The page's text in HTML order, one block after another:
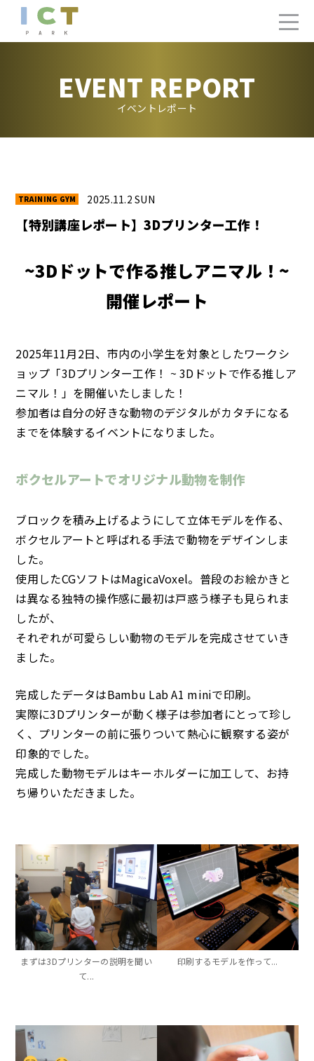
EVENT REPORT
イベントレポート
2025.11.2 SUN
【特別講座レポート】3Dプリンター工作！
~3Dドットで作る推しアニマル！~
開催レポート
2025年11月2日、市内の小学生を対象としたワークシ
ョップ「3Dプリンター工作！ ~ 3Dドットで作る推しア
ニマル！」を開催いたしました！
参加者は自分の好きな動物のデジタルがカタチになる
までを体験するイベントになりました。
ボクセルアートでオリジナル動物を制作
ブロックを積み上げるようにして立体モデルを作る、
ボクセルアートと呼ばれる手法で動物をデザインしま
した。
使用したCGソフトはMagicaVoxel。普段のお絵かきと
は異なる独特の操作感に最初は戸惑う様子も見られま
したが、
それぞれが可愛らしい動物のモデルを完成させていき
ました。
完成したデータはBambu Lab A1 miniで印刷。
実際に3Dプリンターが動く様子は参加者にとって珍し
く、プリンターの前に張りついて熱心に観察する姿が
印象的でした。
完成した動物モデルはキーホルダーに加工して、お持
ち帰りいただきました。
まずは3Dプリンターの説明を聞い
て...
印刷するモデルを作って...